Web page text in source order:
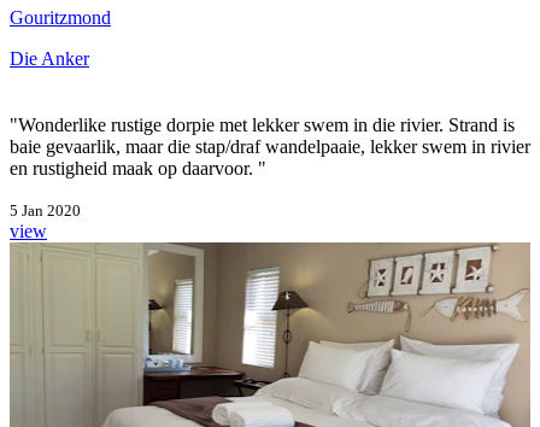
Gouritzmond
Die Anker
"Wonderlike rustige dorpie met lekker swem in die rivier. Strand is
baie gevaarlik, maar die stap/draf wandelpaaie, lekker swem in rivier
en rustigheid maak op daarvoor. "
5 Jan 2020
view